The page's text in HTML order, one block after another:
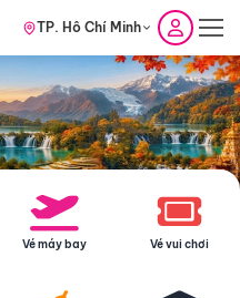
TP. Hồ Chí Minh
Vé máy bay Vé vui chơi